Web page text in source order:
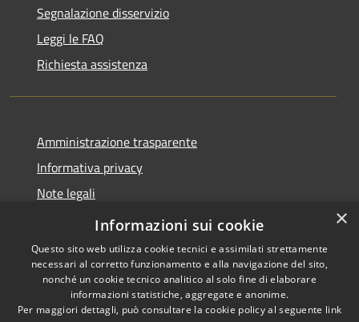
Segnalazione disservizio
Leggi le FAQ
Richiesta assistenza
Amministrazione trasparente
Informativa privacy
Note legali
Dichiarazione di accessibilità
Copyright © 2026 • Comune di
Casale Cremasco-Vidolasco •
×
Informazioni sui cookie
Questo sito web utilizza cookie tecnici e assimilati strettamente
necessari al corretto funzionamento e alla navigazione del sito,
nonché un cookie tecnico analitico al solo fine di elaborare
informazioni statistiche, aggregate e anonime.
Per maggiori dettagli, può consultare la cookie policy al seguente link